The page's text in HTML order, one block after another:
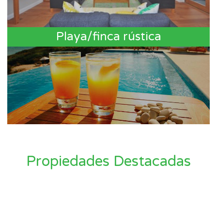
Playa/finca rústica
Propiedades Destacadas